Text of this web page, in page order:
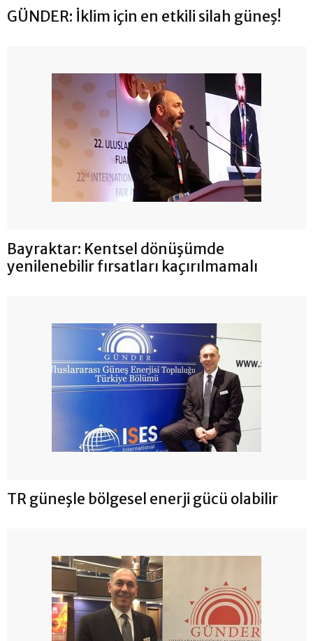
GÜNDER: İklim için en etkili silah güneş!
Bayraktar: Kentsel dönüşümde
yenilenebilir fırsatları kaçırılmamalı
TR güneşle bölgesel enerji gücü olabilir